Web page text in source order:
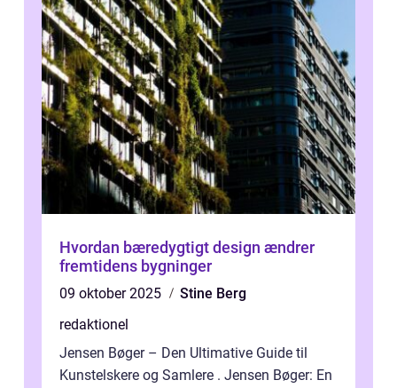
Hvordan bæredygtigt design ændrer
fremtidens bygninger
09 oktober 2025
Stine Berg
redaktionel
Jensen Bøger – Den Ultimative Guide til
Kunstelskere og Samlere . Jensen Bøger: En